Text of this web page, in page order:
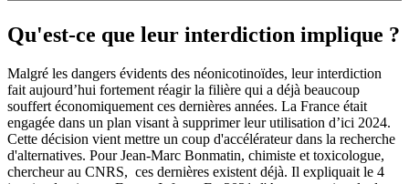
Qu'est-ce que leur interdiction implique ?
Malgré les dangers évidents des néonicotinoïdes, leur interdiction
fait aujourd’hui fortement réagir la filière qui a déjà beaucoup
souffert économiquement ces dernières années. La France était
engagée dans un plan visant à supprimer leur utilisation d’ici 2024.
Cette décision vient mettre un coup d'accélérateur dans la recherche
d'alternatives. Pour Jean-Marc Bonmatin, chimiste et toxicologue,
chercheur au CNRS, ces dernières existent déjà. Il expliquait le 4